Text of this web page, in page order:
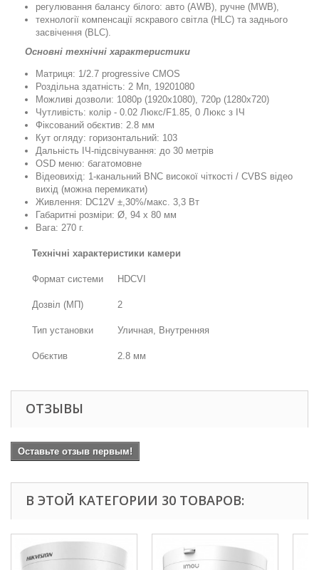
регулювання балансу білого: авто (AWB), ручне (MWB),
технології компенсації яскравого світла (HLC) та заднього
засвічення (BLC).
Основні технічні характеристики
Матриця: 1/2.7 progressive CMOS
Роздільна здатність: 2 Мп, 19201080
Можливі дозволи: 1080p (1920x1080), 720p (1280x720)
Чутливість: колір - 0.02 Люкс/F1.85, 0 Люкс з ІЧ
Фіксований обєктив: 2.8 мм
Кут огляду: горизонтальний: 103
Дальність ІЧ-підсвічування: до 30 метрів
OSD меню: багатомовне
Відеовихід: 1-канальний BNC високої чіткості / CVBS відео
вихід (можна перемикати)
Живлення: DC12V ±,30%/макс. 3,3 Вт
Габаритні розміри: Ø, 94 х 80 мм
Вага: 270 г.
Технічні характеристики камери
Формат системи HDCVI
Дозвіл (МП) 2
Тип установки Уличная, Внутренняя
Обєктив 2.8 мм
ОТЗЫВЫ
Оставьте отзыв первым!
В ЭТОЙ КАТЕГОРИИ 30 ТОВАРОВ: